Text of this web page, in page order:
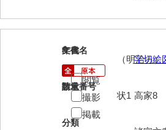
堅田家文書（一般郷土伝来
堅田家文書（山口市）
堅田家文書（山口市２）
片山家文書（阿東町）
8
文書名
字切絵
請求番号
高家8
分類
年代
（明治ヵ）
数量
状1
閲覧
撮影
掲載